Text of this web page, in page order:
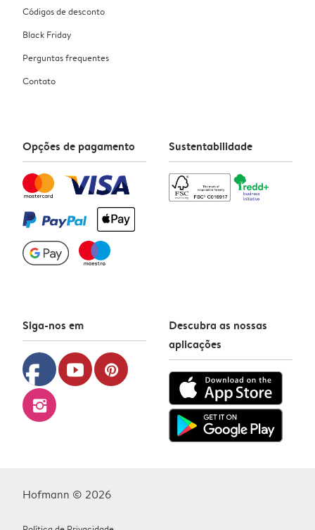
Códigos de desconto
Black Friday
Perguntas frequentes
Contato
Opções de pagamento Sustentabilidade
Siga-nos em
facebook youtube pinterest
instagram
Descubra as nossas
aplicações
Hofmann © 2026